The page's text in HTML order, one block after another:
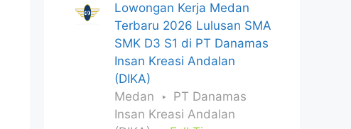
Lowongan Kerja Medan
Terbaru 2026 Lulusan SMA
SMK D3 S1 di PT Danamas
Insan Kreasi Andalan
(DIKA)
Medan
PT Danamas
Insan Kreasi Andalan